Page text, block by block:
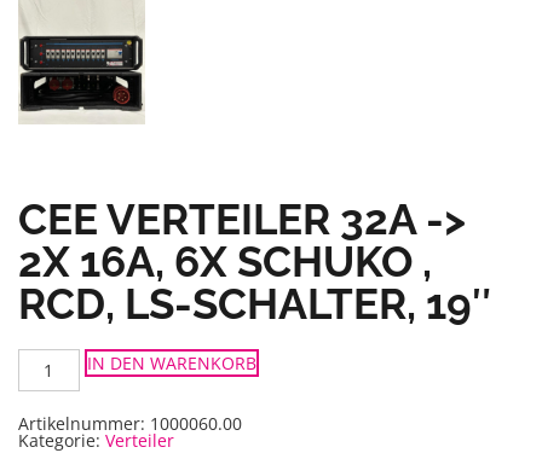
CEE VERTEILER 32A ->
2X 16A, 6X SCHUKO ,
RCD, LS-SCHALTER, 19″
CEE
Verteiler
32A
>
2x
IN DEN WARENKORB
Artikelnummer: 1000060.00
Kategorie: Verteiler